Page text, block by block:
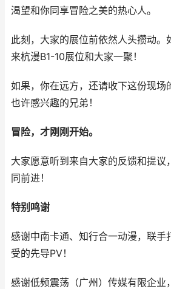
渴望和你同享冒险之美的热心人。
此刻，大家的展位前依然人头攒动。
来杭漫B1-10展位和大家一聚！
如果，你在远方，还请收下这份现场
也许感兴趣的兄弟！
冒险，才刚刚开始。
大家愿意听到来自大家的反馈和提议
同前进！
特别鸣谢
感谢中南卡通、知行合一动漫，联手
受的先导PV！
感谢低频震荡（广州）传媒有限企业